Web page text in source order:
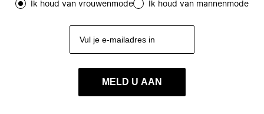
Ik houd van vrouwenmode Ik houd van mannenmode
MELD U AAN